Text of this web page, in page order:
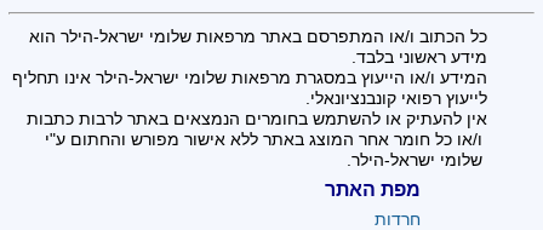
כל הכתוב ו/או המתפרסם באתר מרפאות שלומי ישראל-הילר הוא
מידע ראשוני בלבד.
המידע ו/או הייעוץ במסגרת מרפאות שלומי ישראל-הילר אינו תחליף
לייעוץ רפואי קונבנציונאלי.
אין להעתיק או להשתמש בחומרים הנמצאים באתר לרבות כתבות
ו/או כל חומר אחר המוצג באתר ללא אישור מפורש והחתום ע"י
שלומי ישראל-הילר.
מפת האתר
חרדות